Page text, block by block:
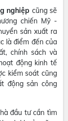
nghiệp cũng sẽ
chiến Mỹ -
sản xuất ra
là điểm đến của
chính sách và
động kinh tế
kiểm soát cũng
động sản công
đầu tư cần tìm